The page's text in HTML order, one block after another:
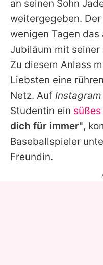
an seinen Sohn
weitergegeben.
wenigen Tagen
Jubiläum mit
Zu diesem Anlass
Liebsten eine
Netz. Auf Instagram
Studentin ein
dich für immer",
Baseballspieler
Freundin.